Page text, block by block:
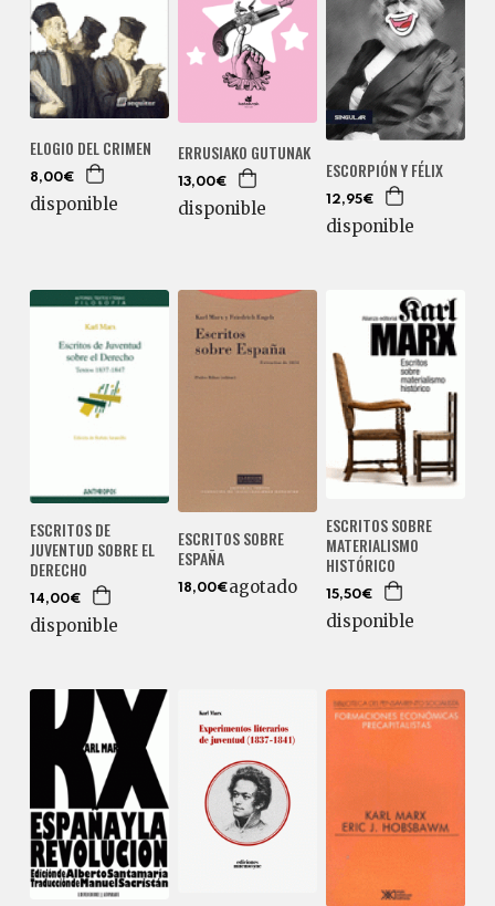
ELOGIO DEL CRIMEN
8,00€
disponible
ERRUSIAKO GUTUNAK
13,00€
disponible
ESCORPIÓN Y FÉLIX
12,95€
disponible
ESCRITOS DE
JUVENTUD SOBRE EL
DERECHO
14,00€
disponible
ESCRITOS SOBRE
ESPAÑA
18,00€agotado
ESCRITOS SOBRE
MATERIALISMO
HISTÓRICO
15,50€
disponible